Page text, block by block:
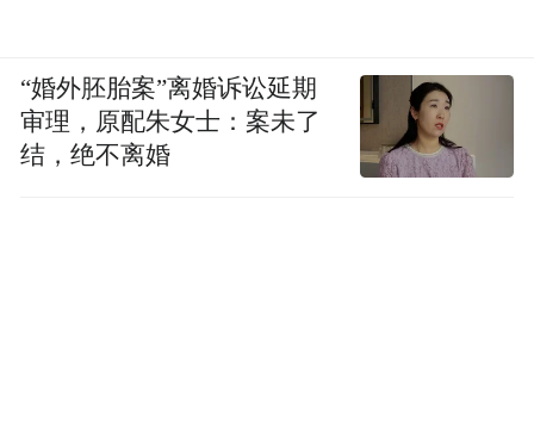
“婚外胚胎案”离婚诉讼延期
审理，原配朱女士：案未了
结，绝不离婚